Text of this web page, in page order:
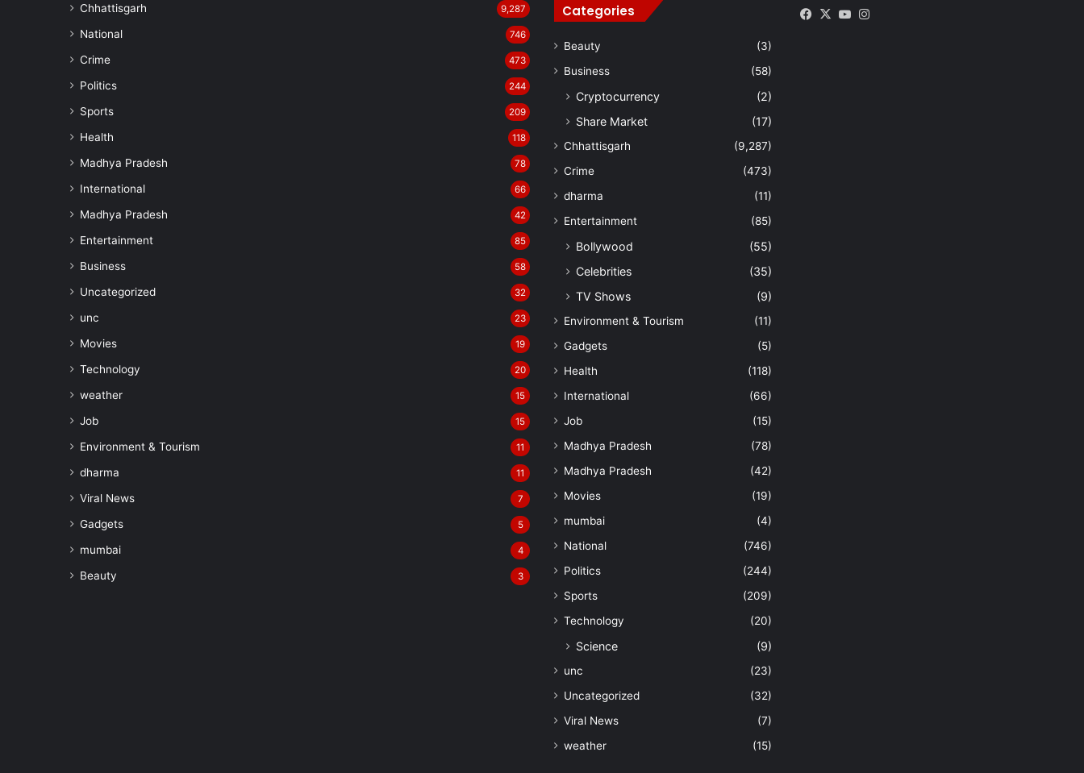
Chhattisgarh 9,287
National 746
Crime 473
Politics 244
Sports 209
Health 118
Madhya Pradesh 78
International 66
Madhya Pradesh 42
Entertainment 85
Business 58
Uncategorized 32
unc 23
Movies 19
Technology 20
weather 15
Job 15
Environment & Tourism 11
dharma 11
Viral News 7
Gadgets 5
mumbai 4
Beauty 3
Categories
Beauty
(3)
Business
(58)
Cryptocurrency
(2)
Share Market
(17)
Chhattisgarh
(9,287)
Crime
(473)
dharma
(11)
Entertainment
(85)
Bollywood
(55)
Celebrities
(35)
TV Shows
(9)
Environment & Tourism
(11)
Gadgets
(5)
Health
(118)
International
(66)
Job
(15)
Madhya Pradesh
(78)
Madhya Pradesh
(42)
Movies
(19)
mumbai
(4)
National
(746)
Politics
(244)
Sports
(209)
Technology
(20)
Science (9)
unc
(23)
Uncategorized
(32)
Viral News
(7)
weather
(15)
Facebook
X YouTube